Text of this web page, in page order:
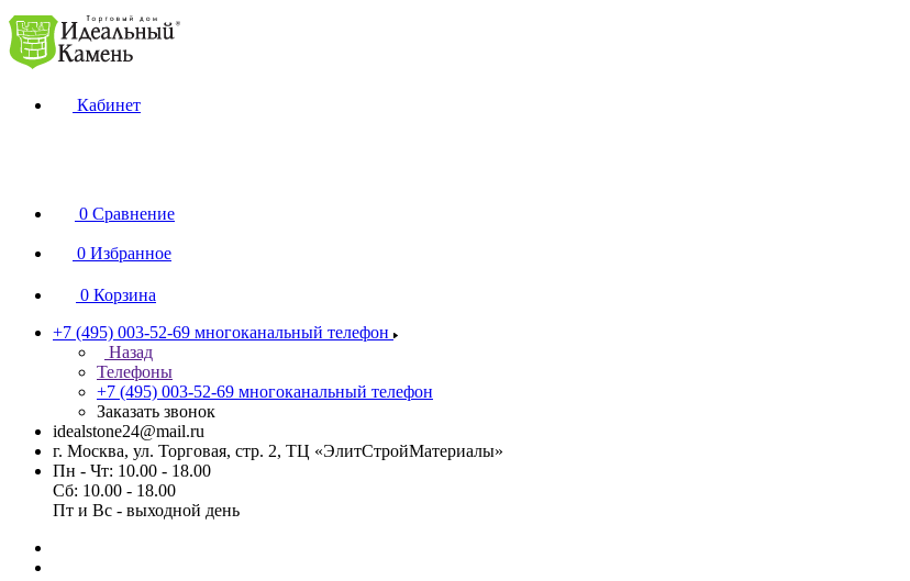
Кабинет
0 Сравнение
0 Избранное
0 Корзина
+7 (495) 003-52-69 многоканальный телефон
Назад
Телефоны
+7 (495) 003-52-69 многоканальный телефон
Заказать звонок
idealstone24@mail.ru
г. Москва, ул. Торговая, стр. 2, ТЦ «ЭлитСтройМатериалы»
Пн - Чт: 10.00 - 18.00
Сб: 10.00 - 18.00
Пт и Вс - выходной день